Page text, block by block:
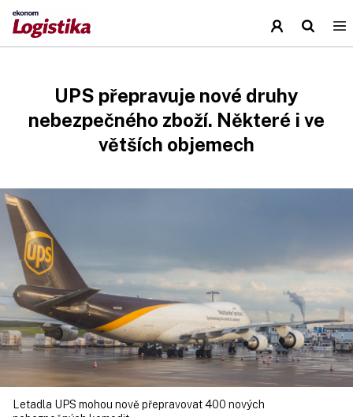
UPS přepravuje nové druhy
nebezpečného zboží. Některé i ve
větších objemech
Letadla UPS mohou nově přepravovat 400 nových